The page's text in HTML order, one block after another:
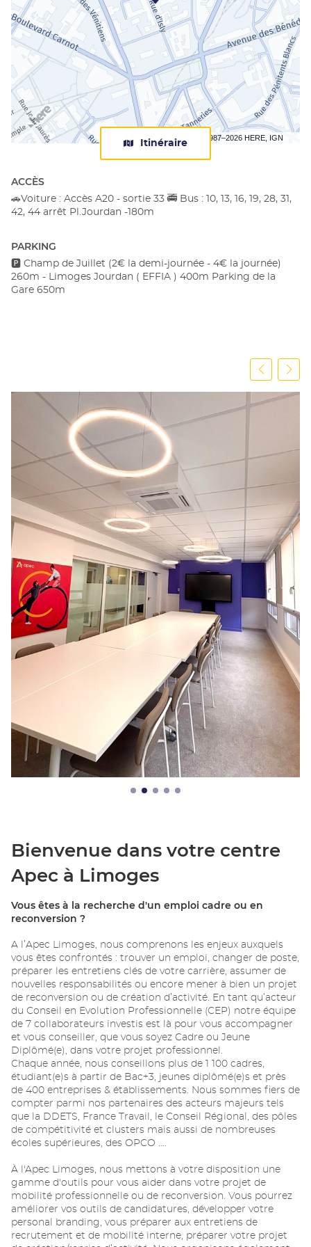
Terms of use © 1987–2026 HERE, IGN
Itinéraire
jusqu'au
centre
ACCÈS
🚗Voiture : Accès A20 - sortie 33 🚎 Bus : 10, 13, 16, 19, 28, 31,
42, 44 arrêt Pl.Jourdan -180m
PARKING
🅿️ Champ de Juillet (2€ la demi-journée - 4€ la journée)
260m - Limoges Jourdan ( EFFIA ) 400m Parking de la
Gare 650m
Bienvenue dans votre centre
Apec à Limoges
Vous êtes à la recherche d'un emploi cadre ou en
reconversion ?
A l’Apec Limoges, nous comprenons les enjeux auxquels
vous êtes confrontés : trouver un emploi, changer de poste,
préparer les entretiens clés de votre carrière, assumer de
nouvelles responsabilités ou encore mener à bien un projet
de reconversion ou de création d’activité. En tant qu’acteur
du Conseil en Evolution Professionnelle (CEP) notre équipe
de 7 collaborateurs investis est là pour vous accompagner
et vous conseiller, que vous soyez Cadre ou Jeune
Diplômé(e), dans votre projet professionnel.
Chaque année, nous conseillons plus de 1 100 cadres,
étudiant(e)s à partir de Bac+3, jeunes diplômé(e)s et près
de 400 entreprises & établissements. Nous sommes fiers de
compter parmi nos partenaires des acteurs majeurs tels
que la DDETS, France Travail, le Conseil Régional, des pôles
de compétitivité et clusters mais aussi de nombreuses
écoles supérieures, des OPCO ….
À l'Apec Limoges, nous mettons à votre disposition une
gamme d'outils pour vous aider dans votre projet de
mobilité professionnelle ou de reconversion. Vous pourrez
améliorer vos outils de candidatures, développer votre
personal branding, vous préparer aux entretiens de
recrutement et de mobilité interne, préparer votre projet